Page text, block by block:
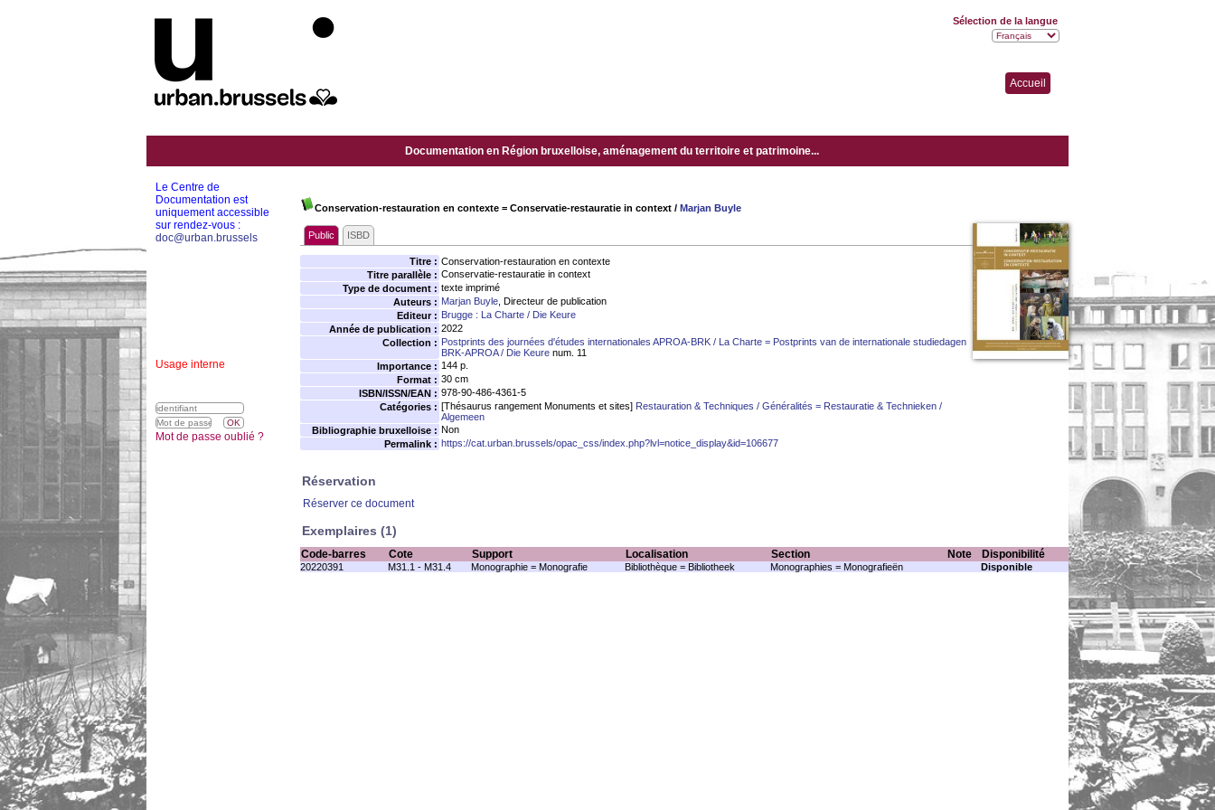
Accueil
Documentation en Région bruxelloise, aménagement du territoire et patrimoine...
Conservation-restauration en contexte = Conservatie-restauratie in context / Marjan Buyle
Public ISBD
Titre : Conservation-restauration en contexte
Titre parallèle : Conservatie-restauratie in context
Type de document : texte imprimé
Auteurs : Marjan Buyle , Directeur de publication
Editeur : Brugge : La Charte / Die Keure
Année de publication : 2022
Collection : Postprints des journées d'études internationales APROA-BRK / La Charte = Postprints van de internationale studiedagen
BRK-APROA / Die Keure num. 11
Importance : 144 p.
Format : 30 cm
ISBN/ISSN/EAN : 978-90-486-4361-5
Catégories : [Thésaurus rangement Monuments et sites] Restauration & Techniques / Généralités = Restauratie & Technieken /
Algemeen
Bibliographie bruxelloise : Non
Permalink : https://cat.urban.brussels/opac_css/index.php?lvl=notice_display&id=106677
Réservation
Réserver ce document
Exemplaires (1)
Code-barres Cote Support Localisation Section Note Disponibilité
20220391 M31.1 - M31.4 Monographie = Monografie Bibliothèque = Bibliotheek Monographies = Monografieën Disponible
Le Centre de
Documentation est
uniquement accessible
sur rendez-vous :
doc@urban.brussels
Usage interne
Sélection de la langue
Mot de passe oublié ?